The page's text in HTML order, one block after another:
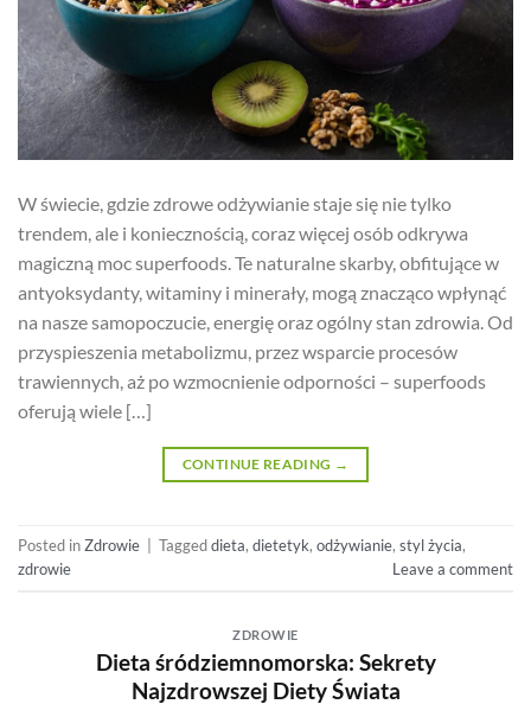
W świecie, gdzie zdrowe odżywianie staje się nie tylko
trendem, ale i koniecznością, coraz więcej osób odkrywa
magiczną moc superfoods. Te naturalne skarby, obfitujące w
antyoksydanty, witaminy i minerały, mogą znacząco wpłynąć
na nasze samopoczucie, energię oraz ogólny stan zdrowia. Od
przyspieszenia metabolizmu, przez wsparcie procesów
trawiennych, aż po wzmocnienie odporności – superfoods
oferują wiele […]
CONTINUE READING →
Posted inZdrowie Taggeddieta, dietetyk, odżywianie, styl życia,
zdrowie
Leave a comment
ZDROWIE
Dieta śródziemnomorska: Sekrety
Najzdrowszej Diety Świata